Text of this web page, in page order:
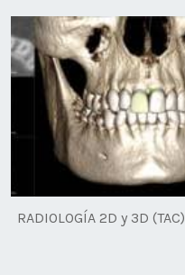
RADIOLOGÍA 2D y 3D (TAC)